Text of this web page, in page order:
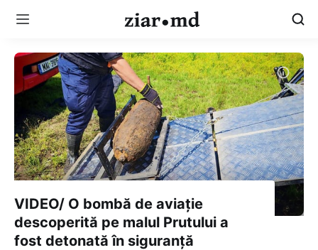
VIDEO/ O bombă de aviație
descoperită pe malul Prutului a
fost detonată în siguranță